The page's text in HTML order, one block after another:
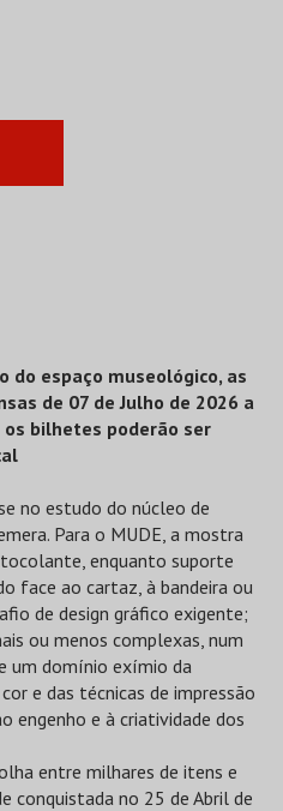
do espaço museológico, as
de 07 de Julho de 2026 a
os bilhetes poderão ser
no estudo do núcleo de
Para o MUDE, a mostra
enquanto suporte
face ao cartaz, à bandeira ou
de design gráfico exigente;
ou menos complexas, num
um domínio exímio da
e das técnicas de impressão
engenho e à criatividade dos
entre milhares de itens e
conquistada no 25 de Abril de